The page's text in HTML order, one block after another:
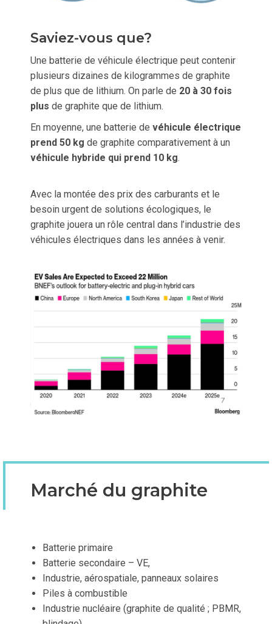
Saviez-vous que?
Une batterie de véhicule électrique peut contenir
plusieurs dizaines de kilogrammes de graphite
de plus que de lithium. On parle de 20 à 30 fois
plus de graphite que de lithium.
En moyenne, une batterie de véhicule électrique
prend 50 kg de graphite comparativement à un
véhicule hybride qui prend 10 kg.
Avec la montée des prix des carburants et le
besoin urgent de solutions écologiques, le
graphite jouera un rôle central dans l’industrie des
véhicules électriques dans les années à venir.
Marché du graphite
Batterie primaire
Batterie secondaire – VE,
Industrie, aérospatiale, panneaux solaires
Piles à combustible
Industrie nucléaire (graphite de qualité ; PBMR,